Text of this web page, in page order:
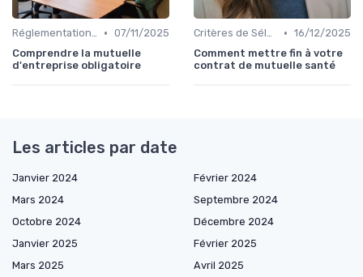
Réglementations en Assurance Santé • 07/11/2025
Comprendre la mutuelle
d'entreprise obligatoire
Critères de Sélection • 16/12/2025
Comment mettre fin à votre
contrat de mutuelle santé
Les articles par date
Janvier 2024
Février 2024
Mars 2024
Septembre 2024
Octobre 2024
Décembre 2024
Janvier 2025
Février 2025
Mars 2025
Avril 2025